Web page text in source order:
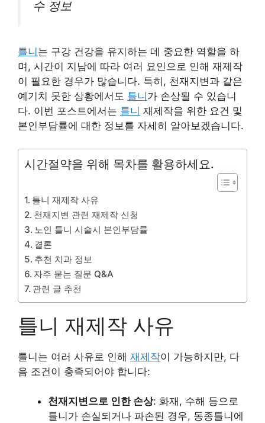
수 정보
틀니 는 구강 건강을 유지하는 데 중요한 역할을 하
며, 시간이 지남에 따라 여러 요인으로 인해 재제작
이 필요한 경우가 많습니다. 특히, 천재지변과 같은
예기치 못한 상황에서도 틀니 가 손상될 수 있습니
다. 이번 포스트에서는 틀니 재제작을 위한 요건 및
본인부담률에 대한 정보를 자세히 알아보겠습니다.
시간절약을 위해 목차를 활용하세요.
틀니 재제작 사유
천재지변 관련 재제작 신청
노인 틀니 시술시 본인부담률
결론
추천 치과 정보
자주 묻는 질문 Q&A
관련 글 추천
틀니 재제작 사유
틀니는 여러 사유로 인해 재제작이 가능하지만, 다
음 조건이 충족되어야 합니다:
천재지변으로 인한 손상: 화재, 수해 등으로
틀니가 손실되거나 파손된 경우, 동종틀니에